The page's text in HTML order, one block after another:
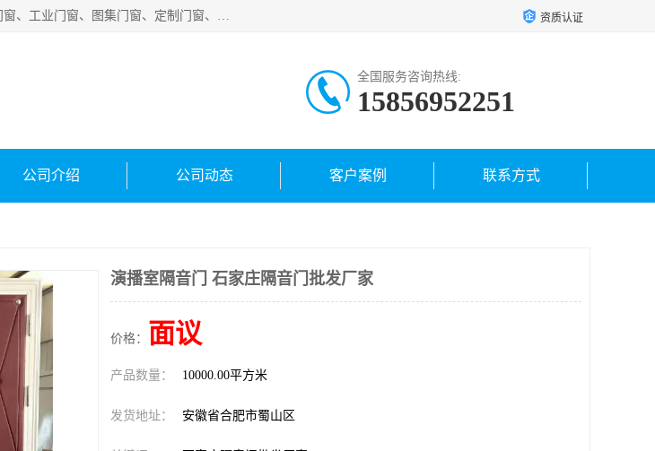
安徽吉运祥智能技术有限公司是一家钢大门厂家，公司集智能自动门窗、钢木门、特种门窗、工业门窗、图集门窗、定制门窗、非标门窗等通道产品的研发设计、制作、安装于一体的综合性、性高新技术企业。 资质认证
全国服务咨询热线:
15856952251
公司介绍 公司动态 客户案例 联系方式
演播室隔音门 石家庄隔音门批发厂家
价格： 面议
产品数量： 10000.00平方米
发货地址： 安徽省合肥市蜀山区